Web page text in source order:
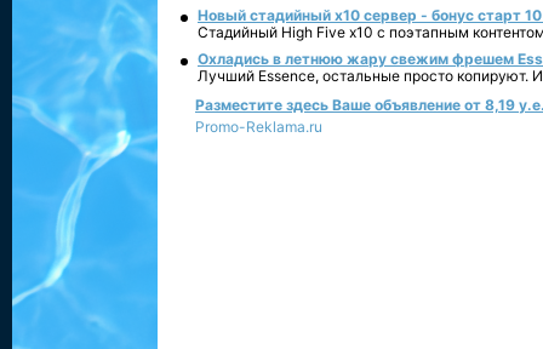
Новый стадийный х10 сервер - бонус старт
Стадийный High Five x10 с поэтапным
Охладись в летнюю жару свежим фрешем
Лучший Essence, остальные просто копируют.
Разместите здесь Ваше объявление от 8,19
Promo-Reklama.ru